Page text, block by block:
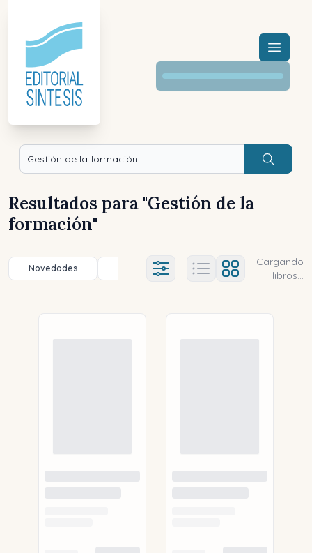
Menú
Buscar
Resultados para "Gestión de la
formación"
Novedades Título (a-z) Título (z-a)
Ajustes abierto
Cargando
libros...